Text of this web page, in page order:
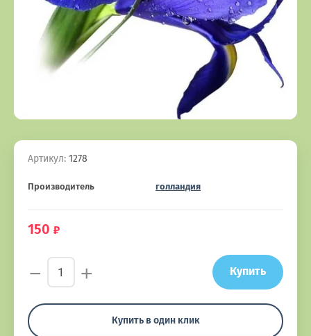
Артикул: 1278
Производитель голландия
150
− + Купить
Купить в один клик